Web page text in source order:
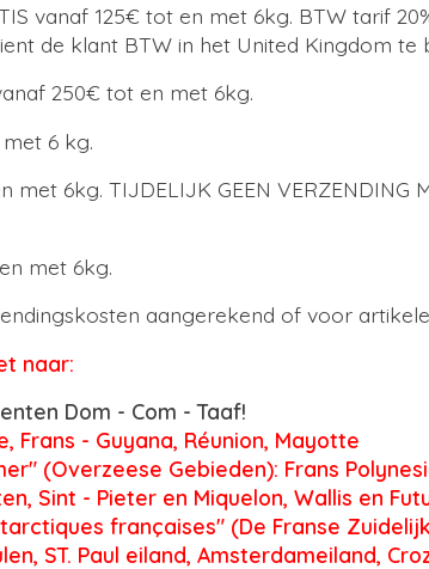
vanaf 125€ tot en met 6kg. BTW tarif
de klant BTW in het United Kingdom te
250€ tot en met 6kg.
6 kg.
met 6kg. TIJDELIJK GEEN VERZENDING
met 6kg.
aangerekend of voor
naar:
Dom - Com - Taaf!
Frans - Guyana, Réunion, Mayotte
(Overzeese Gebieden): Frans
Sint - Pieter en Miquelon, Wallis en
françaises" (De Franse
ST. Paul eiland, Amsterdameiland,